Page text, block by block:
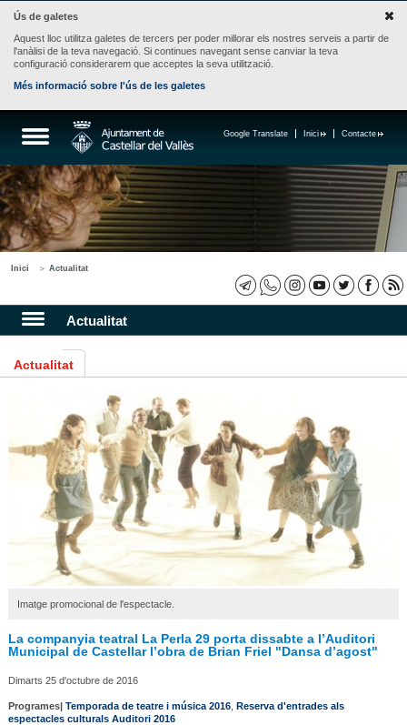
Ús de galetes
Aquest lloc utilitza galetes de tercers per poder millorar els nostres serveis a partir de
l'anàlisi de la teva navegació. Si continues navegant sense canviar la teva
configuració considerarem que acceptes la seva utilització.
Més informació sobre l'ús de les galetes
Contacte
Inici
Google Translate
Inici Actualitat
Actualitat
Actualitat
Imatge promocional de l'espectacle.
La companyia teatral La Perla 29 porta dissabte a l’Auditori
Municipal de Castellar l’obra de Brian Friel "Dansa d’agost"
Dimarts 25 d'octubre de 2016
Programes| Temporada de teatre i música 2016, Reserva d'entrades als
espectacles culturals Auditori 2016